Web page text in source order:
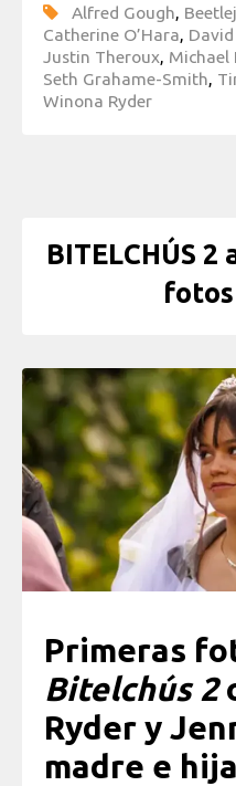
Alfred Gough,
Catherine O’Hara,
Justin Theroux, Michael
Seth Grahame-Smith,
Winona Ryder
BITELCHÚS 2
Primeras
Bitelchús 2
Ryder y
madre e